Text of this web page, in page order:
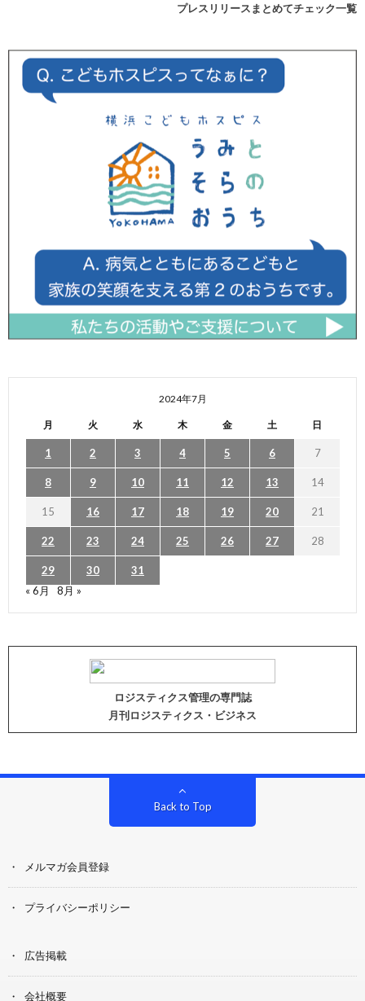
プレスリリースまとめてチェック一覧
2024年7月
月 火 水 木 金 土 日
1 2 3 4 5 6 7
8 9 10 11 12 13 14
15 16 17 18 19 20 21
22 23 24 25 26 27 28
29 30
31
« 6月
8月 »
ロジスティクス管理の専門誌
月刊ロジスティクス・ビジネス
Back to Top
メルマガ会員登録
プライバシーポリシー
広告掲載
会社概要